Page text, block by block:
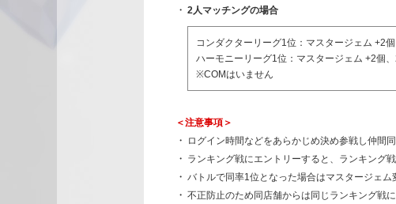
2人マッチングの場合
コンダクターリーグ1位：マスタージェム +2
ハーモニーリーグ1位：マスタージェム +2個
※COMはいません
＜注意事項＞
ログイン時間などをあらかじめ決め参戦し仲間
ランキング戦にエントリーすると、ランキング
バトルで同率1位となった場合はマスタージェ
不正防止のため同店舗からは同じランキング戦